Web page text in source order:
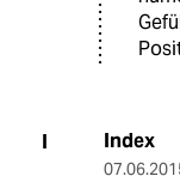
I Index